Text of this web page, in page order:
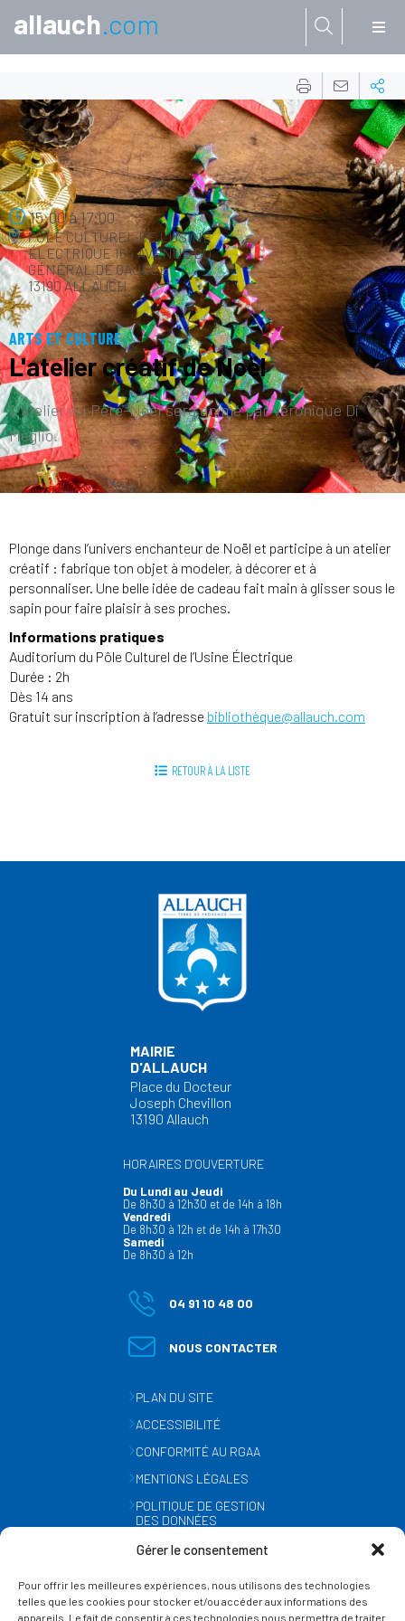
Gérer le consentement
Pour offrir les meilleures expériences, nous utilisons des technologies
telles que les cookies pour stocker et/ou accéder aux informations des
appareils. Le fait de consentir à ces technologies nous permettra de traiter
allauch.com
06
DÉC.
15:00à17:00
PÔLE CULTUREL DE L'USINE
ÉLECTRIQUE 164 AVENUE DU
GÉNÉRAL DE GAULLE
13190 ALLAUCH
ARTS ET CULTURE
L'atelier créatif de Noël
L'atelier du Père-Noël sera animé par Véronique Di
Meglio.
Plonge dans l’univers enchanteur de Noël et participe à un atelier
créatif : fabrique ton objet à modeler, à décorer et à
personnaliser. Une belle idée de cadeau fait main à glisser sous le
sapin pour faire plaisir à ses proches.
Informations pratiques
Auditorium du Pôle Culturel de l’Usine Électrique
Durée : 2h
Dès 14 ans
Gratuit sur inscription à l’adresse bibliothèque@allauch.com
RETOUR À LA LISTE
MAIRIE
D'ALLAUCH
Place du Docteur
Joseph Chevillon
13190 Allauch
HORAIRES D’OUVERTURE
Du Lundi au Jeudi
De 8h30 à 12h30 et de 14h à 18h
Vendredi
De 8h30 à 12h et de 14h à 17h30
Samedi
De 8h30 à 12h
04 91 10 48 00
NOUS CONTACTER
PLAN DU SITE
ACCESSIBILITÉ
CONFORMITÉ AU RGAA
MENTIONS LÉGALES
POLITIQUE DE GESTION
DES DONNÉES
GESTION DES COOKIES